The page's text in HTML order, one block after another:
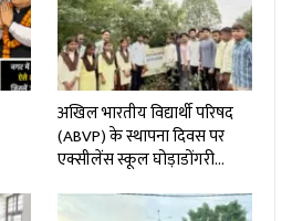
अखिल भारतीय विद्यार्थी परिषद
(ABVP) के स्थापना दिवस पर
एक्सीलेंस स्कूल घोड़ाडोंगरी…